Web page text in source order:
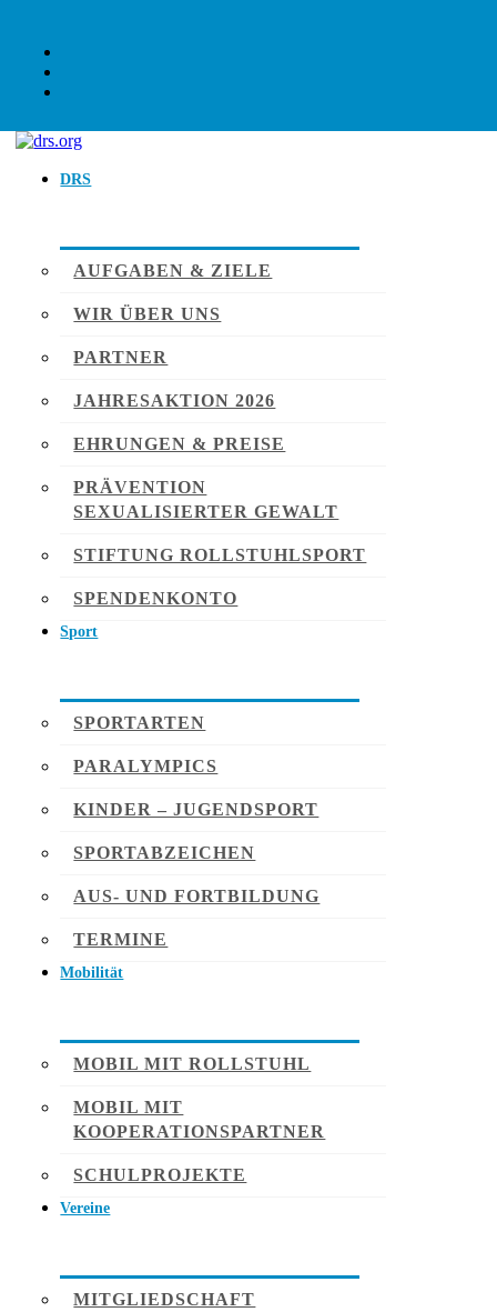
DRS
AUFGABEN & ZIELE
WIR ÜBER UNS
PARTNER
JAHRESAKTION 2026
EHRUNGEN & PREISE
PRÄVENTION
SEXUALISIERTER GEWALT
STIFTUNG ROLLSTUHLSPORT
SPENDENKONTO
Sport
SPORTARTEN
PARALYMPICS
KINDER – JUGENDSPORT
SPORTABZEICHEN
AUS- UND FORTBILDUNG
TERMINE
Mobilität
MOBIL MIT ROLLSTUHL
MOBIL MIT
KOOPERATIONSPARTNER
SCHULPROJEKTE
Vereine
MITGLIEDSCHAFT